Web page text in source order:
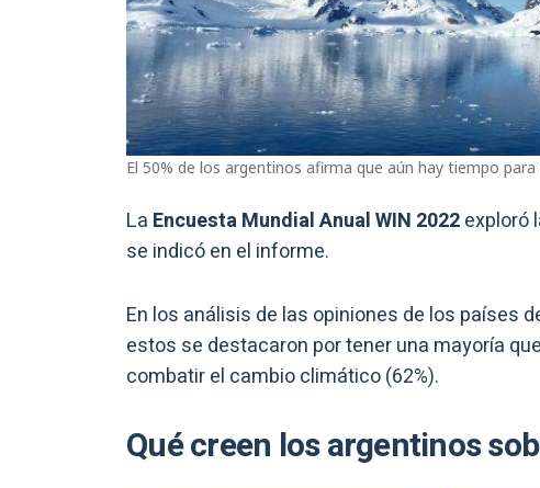
El 50% de los argentinos afirma que aún hay tiempo
La Encuesta Mundial Anual WIN 2022exploró
se indicó en el informe.
En los análisis de las opiniones de los países
estos se destacaron por tener una mayoría
combatir el cambio climático (62%).
Qué creen los argentinos